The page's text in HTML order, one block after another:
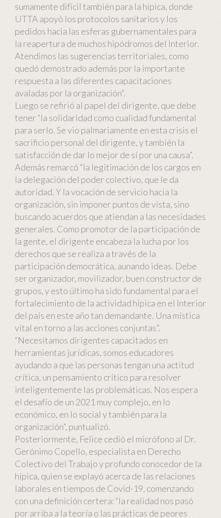
sumamente difícil también para la hípica, donde
UTTA apoyó los protocolos sanitarios y los
pedidos hacia las esferas gubernamentales para
la reapertura de muchos hipódromos del Interior.
Atendimos las sugerencias territoriales, como
quedó demostrado además por la importante
respuesta a las diferentes capacitaciones
avaladas por la organización”.
Luego se refirió al papel del dirigente, que debe
tener “la solidaridad como cualidad fundamental
para serlo. Se vio palmariamente en esta crisis el
sacrificio personal del dirigente, y también la
satisfacción de dar lo mejor de sí por una causa”.
Además remarcó “la legitimación de los cargos en
la delegación del poder colectivo, que le da
autoridad. Y la vocación de servicio hacia la
organización, sin imponer puntos de vista, sino
buscando acuerdos que atiendan a las necesidades
generales. Como promotor de la participación de
la gente, el dirigente encabeza la lucha por los
derechos que se realiza a través de la
participación democrática, aunando ideas. Debe
ser organizador, movilizador, buen constructor de
grupos, y esto último ha sido fundamental para el
fortalecimiento de la actividad hípica en el Interior
del país en este año tan demandante. Una mística
vital en torno a las acciones conjuntas”.
“Necesitamos dirigentes capacitados en
herramientas jurídicas, somos educadores
ayudando a que las personas tengan una actitud
crítica, un pensamiento crítico para resolver
inteligentemente las problemáticas. Nos espera
el desafío de un 2021 muy complejo, en lo
económico, en lo social y también para la
organización”, puntualizó.
Posteriormente, Felice cedió el micrófono al Dr.
Gerónimo Copello, especialista en Derecho
Colectivo del Trabajo y profundo conocedor de la
hípica, quien se explayó acerca de las relaciones
laborales en tiempos de Covid-19, comenzando
con una definición certera: “la realidad nos pasó
por arriba a la teoría o las prácticas de peores